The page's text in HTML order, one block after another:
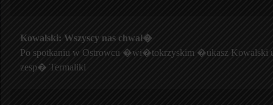
Kowalski: Wszyscy nas chwal�
Po spotkaniu w Ostrowcu �wi�tokrzyskim �ukasz
zesp� Termaliki